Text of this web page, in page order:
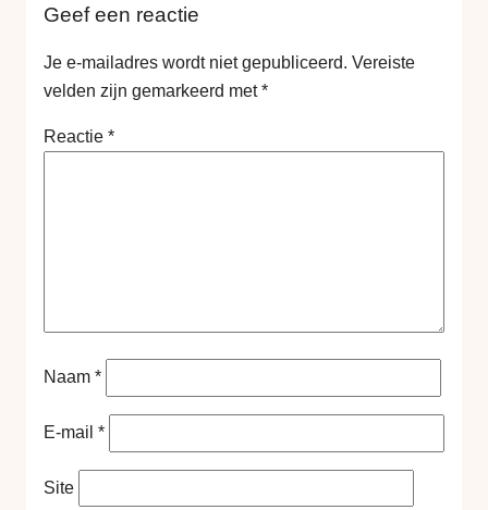
Geef een reactie
Je e-mailadres wordt niet gepubliceerd. Vereiste
velden zijn gemarkeerd met*
Reactie *
Naam *
E-mail *
Site